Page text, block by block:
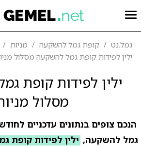
גמל.נט קופת גמל להשקעה
מניות
ילין לפידות קופת גמל להשקעה מסלול
ילין לפידות קופת
מסלול
הנכם צופים בנתונים עדכניים
גמל להשקעה, ילין לפידות קופת